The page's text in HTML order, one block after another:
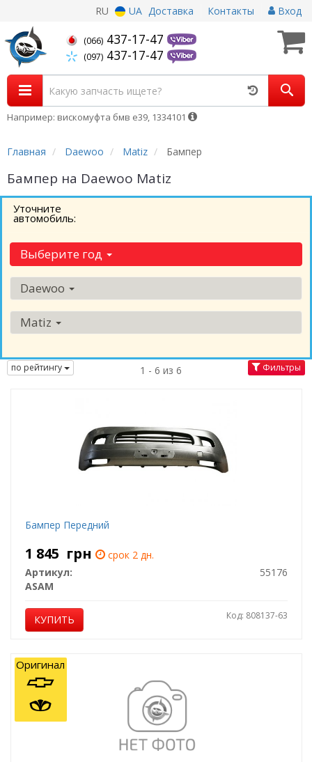
RU UA Доставка Контакты Вход
(066) 437-17-47
(097) 437-17-47
Например: вискомуфта бмв е39, 1334101
Главная Daewoo Matiz Бампер
Бампер на Daewoo Matiz
Уточните
автомобиль:
Выберите год
Daewoo
Matiz
по рейтингу 1 - 6 из 6 Фильтры
Бампер Передний
1 845 грн
срок 2 дн.
Артикул:
55176
ASAM
КУПИТЬ Код: 808137-63
Оригинал